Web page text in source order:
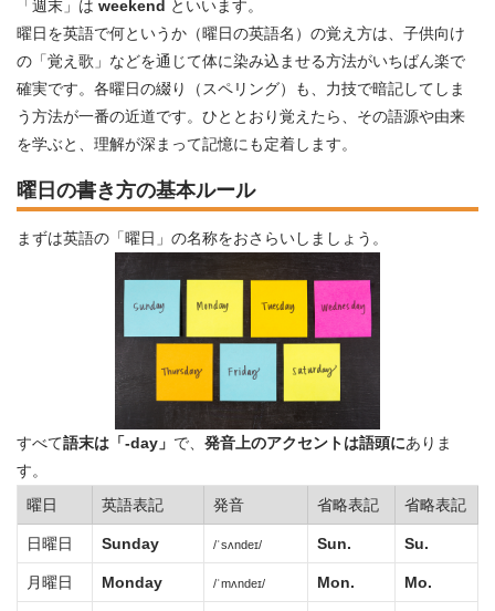
「週末」は weekend といいます。
曜日を英語で何というか（曜日の英語名）の覚え方は、子供向け
の「覚え歌」などを通じて体に染み込ませる方法がいちばん楽で
確実です。各曜日の綴り（スペリング）も、力技で暗記してしま
う方法が一番の近道です。ひととおり覚えたら、その語源や由来
を学ぶと、理解が深まって記憶にも定着します。
曜日の書き方の基本ルール
まずは英語の「曜日」の名称をおさらいしましょう。
すべて語末は「-day」 で、 発音上のアクセントは語頭にありま
す。
曜日
英語表記 発音 省略表記 省略表記
日曜日 Sunday /ˈsʌndeɪ/ Sun. Su.
月曜日 Monday /ˈmʌndeɪ/ Mon. Mo.